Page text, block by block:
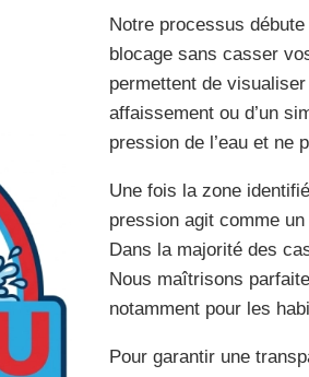
Notre processus
blocage sans casser
permettent de
affaissement ou d’un
pression de l’eau et ne
Une fois la zone
pression agit comme
Dans la majorité des
Nous maîtrisons
notamment pour les
Pour garantir une